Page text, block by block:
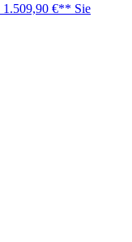
1.509,90 €** Sie